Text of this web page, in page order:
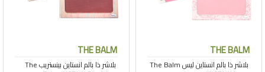
THE BALM
THE BALM